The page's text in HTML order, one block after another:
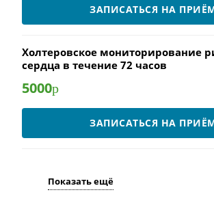
ЗАПИСАТЬСЯ НА
Холтеровское мониторирование
сердца в течение 72 часов
5000р
ЗАПИСАТЬСЯ НА
Показать ещё